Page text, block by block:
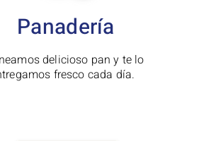
Panadería
delicioso pan y te lo
fresco cada día.